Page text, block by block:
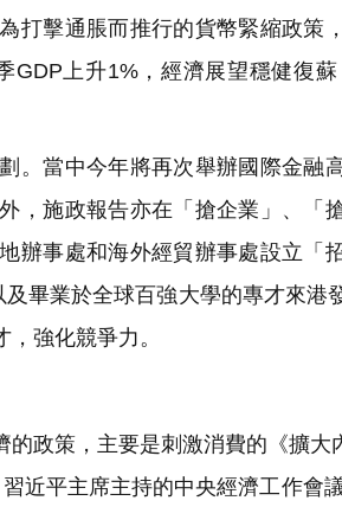
打擊通脹而推行的貨幣緊縮政策
上升1%，經濟展望穩健復
當中今年將再次舉辦國際金融
，施政報告亦在「搶企業」、「
辦事處和海外經貿辦事處設立「
畢業於全球百強大學的專才來港
強化競爭力。
政策，主要是刺激消費的《擴大
近平主席主持的中央經濟工作會